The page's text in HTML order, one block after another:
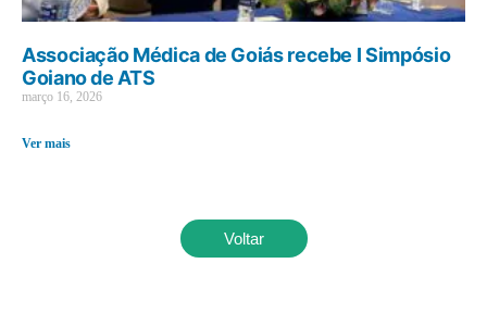
Associação Médica de Goiás recebe I Simpósio
Goiano de ATS
março 16, 2026
Ver mais
Voltar